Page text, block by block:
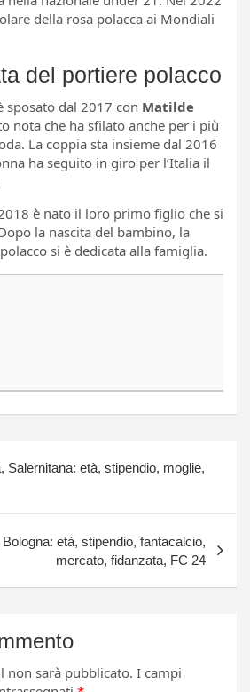
della rosa polacca ai Mondiali
del portiere polacco
sposato dal 2017 con Matilde
nota che ha sfilato anche per i più
La coppia sta insieme dal 2016
ha seguito in giro per l’Italia il
è nato il loro primo figlio che si
la nascita del bambino, la
si è dedicata alla famiglia.
Salernitana: età, stipendio, moglie,
età, stipendio, fantacalcio,
mercato, fidanzata, FC 24
non sarà pubblicato. I campi